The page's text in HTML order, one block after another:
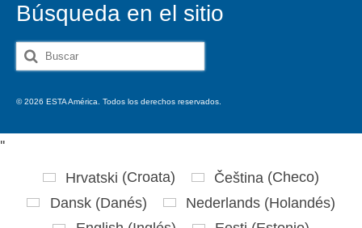
Búsqueda en el sitio
Buscar
© 2026 ESTA América. Todos los derechos reservados.
''
Hrvatski (Croata) Čeština (Checo)
Dansk(Danés) Nederlands(Holandés)